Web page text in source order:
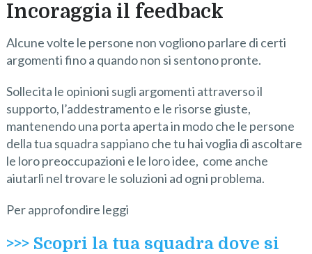
Incoraggia il feedback
Alcune volte le persone non vogliono parlare di certi
argomenti fino a quando non si sentono pronte.
Sollecita le opinioni sugli argomenti attraverso il
supporto, l’addestramento e le risorse giuste,
mantenendo una porta aperta in modo che le persone
della tua squadra sappiano che tu hai voglia di ascoltare
le loro preoccupazioni e le loro idee, come anche
aiutarli nel trovare le soluzioni ad ogni problema.
Per approfondire leggi
>>> Scopri la tua squadra dove si